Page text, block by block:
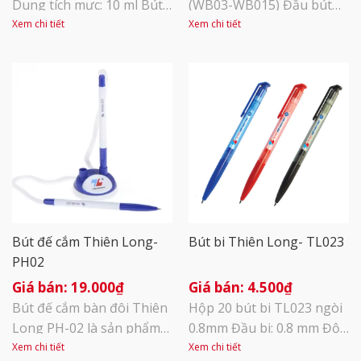
Dung tích mực: 10 ml Bút
xóa Thiên Long –
dáng thân dẹp, vừa tầm
tay , thuận tiện khi sử
dụng. Cán bằng nhựa màu
trẻ trung , năng động.
Đầu bút bằng kim loại có
lò xo đàn hồi tốt. Đặc [...]
Xem chi tiết
(WB03-WB015) Đầu bút
2.5mm dễ dàng lau sạch
bóng Đậy nắp sau khi sử
dụng Bút có chế độ đổ
mực thay thế khi hết
mực,giúp tiết kiệm cho
người sử dụng. Màu sắc:
Xanh- đỏ- đen Quy cách:
10 [...]
Xem chi tiết
Bút đế cắm Thiên Long-
PH02
19.000₫
Bút đế cắm bàn đôi Thiên
Long PH-02 là sản phẩm
không thể thiếu trên các
Xem chi tiết
Bút bi Thiên Long- TL023
4.500₫
Hộp 20 bút bi TL023 ngòi
0.8mm Đầu bi: 0.8 mm Độ
dài viết được: 1.200-
Xem chi tiết